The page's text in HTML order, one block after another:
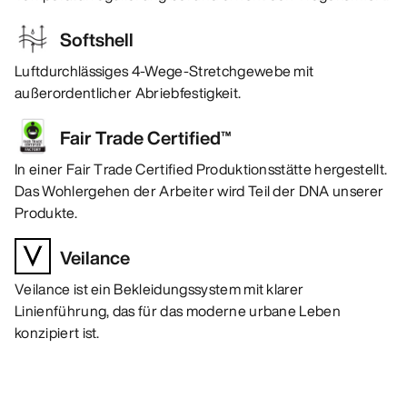
Softshell
Luftdurchlässiges 4-Wege-Stretchgewebe mit
außerordentlicher Abriebfestigkeit.
Fair Trade Certified™
In einer Fair Trade Certified Produktionsstätte hergestellt.
Das Wohlergehen der Arbeiter wird Teil der DNA unserer
Produkte.
Veilance
Veilance ist ein Bekleidungssystem mit klarer
Linienführung, das für das moderne urbane Leben
konzipiert ist.